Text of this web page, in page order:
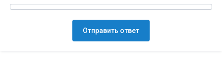
Отправить ответ